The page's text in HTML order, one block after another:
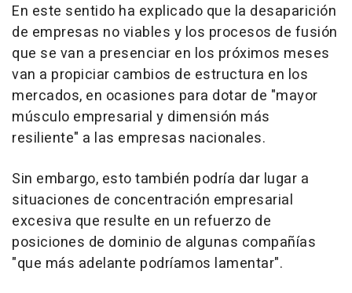
En este sentido ha explicado que la desaparición
de empresas no viables y los procesos de fusión
que se van a presenciar en los próximos meses
van a propiciar cambios de estructura en los
mercados, en ocasiones para dotar de "mayor
músculo empresarial y dimensión más
resiliente" a las empresas nacionales.
Sin embargo, esto también podría dar lugar a
situaciones de concentración empresarial
excesiva que resulte en un refuerzo de
posiciones de dominio de algunas compañías
"que más adelante podríamos lamentar".